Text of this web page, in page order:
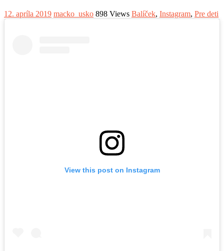
12. apríla 2019 macko_usko 898 Views Balíček, Instagram, Pre deti
View this post on Instagram